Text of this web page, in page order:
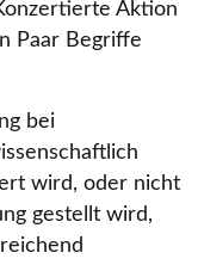
Aktion
Paar Begriffe
bei
wird, oder nicht
gestellt wird,